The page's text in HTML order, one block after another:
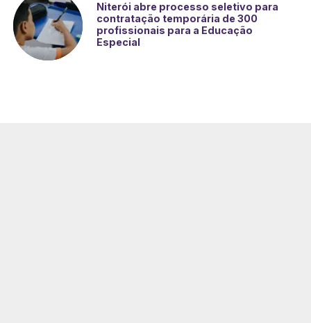
Niterói abre processo seletivo para
contratação temporária de 300
profissionais para a Educação
Especial